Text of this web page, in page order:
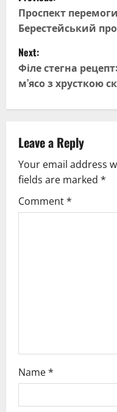
o
s
t
n
v
i
g
Проспект
Берестейський
Next:
Філе стегна
м’ясо з хрусткою
Leave a Reply
Your email address
fields are marked *
Comment*
Name*